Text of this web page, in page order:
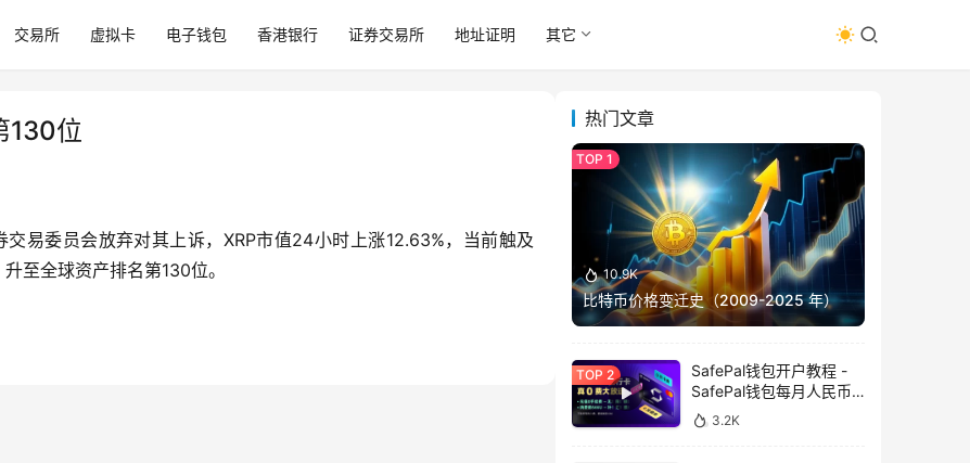
交易所 虚拟卡 电子钱包 香港银行 证券交易所 地址证明 其它
130位
易委员会放弃对其上诉，XRP市值24小时上涨12.63%，当前触及
至全球资产排名第130位。
热门文章
10.9K
比特币价格变迁史（2009-2025 年）
SafePal钱包开户教程 -
SafePal钱包每月人民币
消费前666U享受汇损补
贴
3.2K